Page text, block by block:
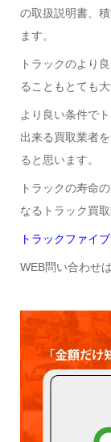
の取扱説明書、
ます。
トラックのより
ることもとても大
より良い条件で
出来る買取業者
ると思います。
トラックの寿命
なるトラック買
トラックファイブ
WEB問い合わせ